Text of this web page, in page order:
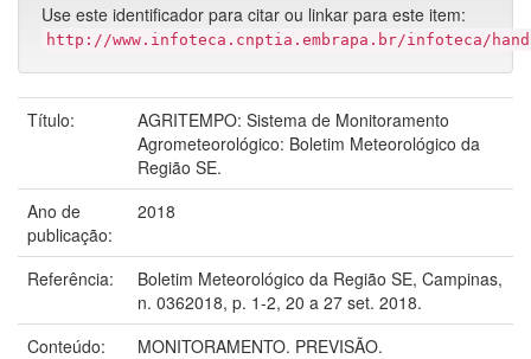
Use este identificador para citar ou linkar para este item:
http://www.infoteca.cnptia.embrapa.br/infoteca/
Título:
AGRITEMPO: Sistema de Monitoramento
Agrometeorológico: Boletim Meteorológico da
Região SE.
Ano de
publicação:
2018
Referência:
Boletim Meteorológico da Região SE, Campinas,
n. 0362018, p. 1-2, 20 a 27 set. 2018.
Conteúdo:
MONITORAMENTO. PREVISÃO.